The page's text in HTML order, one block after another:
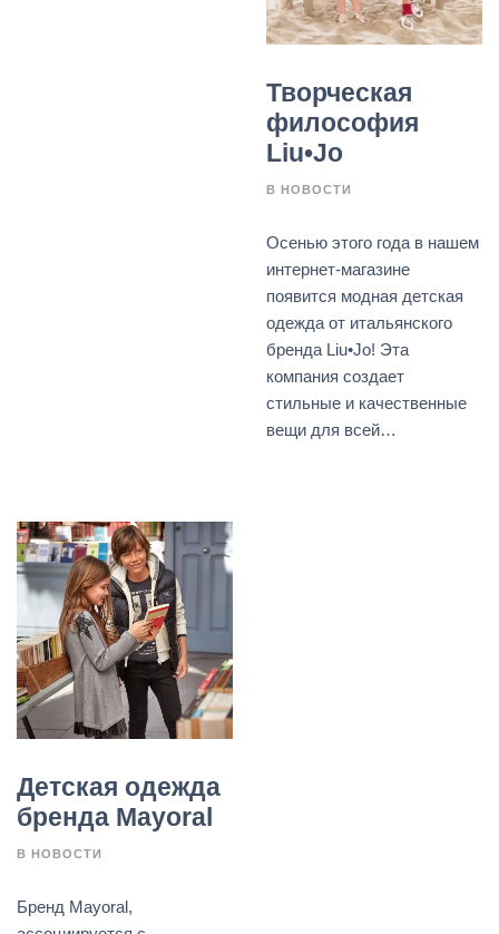
Творческая
философия
Liu•Jo
В НОВОСТИ
Осенью этого года в нашем
интернет-магазине
появится модная детская
одежда от итальянского
бренда Liu•Jo! Эта
компания создает
стильные и качественные
вещи для всей…
Детская одежда
бренда Mayoral
В НОВОСТИ
Бренд Mayoral,